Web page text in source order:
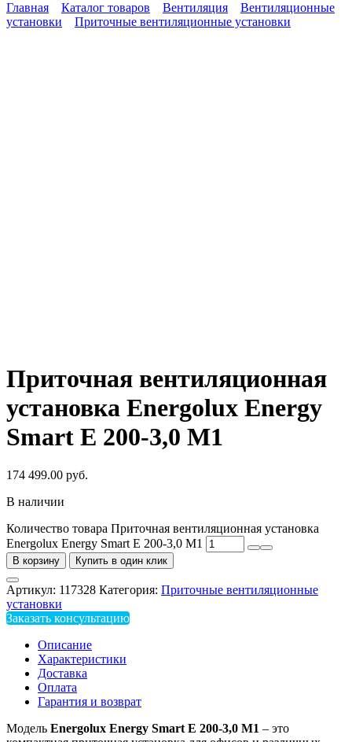
Главная
Каталог товаров Вентиляция
Вентиляционные
установки
Приточные вентиляционные установки
Приточная вентиляционная
установка Energolux Energy
Smart E 200-3,0 M1
174 499.00 руб.
В наличии
Количество товара Приточная вентиляционная установка
Energolux Energy Smart E 200-3,0 M1
В корзину Купить в один клик
Артикул: 117328 Категория: Приточные вентиляционные
установки
Заказать консультацию
Описание
Характеристики
Доставка
Оплата
Гарантия и возврат
Модель Energolux Energy Smart E 200-3,0 M1 – это